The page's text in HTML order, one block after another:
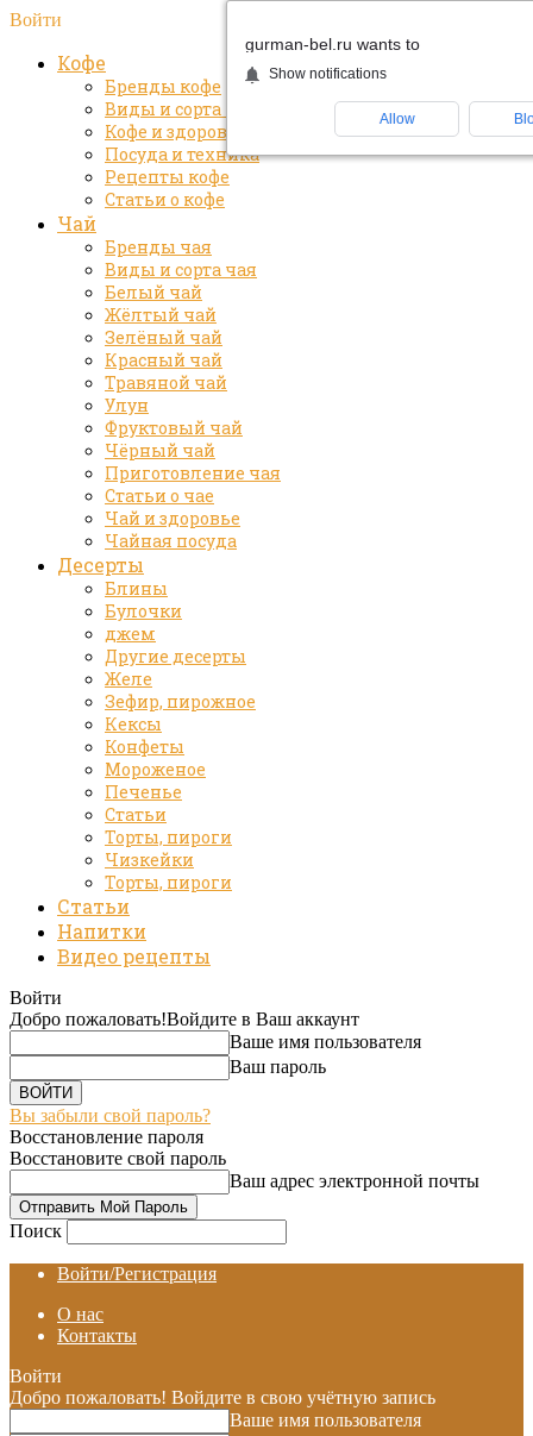
Войти
Кофе
Бренды кофе
Виды и сорта кофе
Кофе и здоровье
Посуда и техника
Рецепты кофе
Статьи о кофе
Чай
Бренды чая
Виды и сорта чая
Белый чай
Жёлтый чай
Зелёный чай
Красный чай
Травяной чай
Улун
Фруктовый чай
Чёрный чай
Приготовление чая
Статьи о чае
Чай и здоровье
Чайная посуда
Десерты
Блины
Булочки
джем
Другие десерты
Желе
Зефир, пирожное
Кексы
Конфеты
Мороженое
Печенье
Статьи
Торты, пироги
Чизкейки
Торты, пироги
Статьи
Напитки
Видео рецепты
Войти
Добро пожаловать!Войдите в Ваш аккаунт
Ваше имя пользователя
Ваш пароль
Вы забыли свой пароль?
Восстановление пароля
Восстановите свой пароль
Ваш адрес электронной почты
Поиск
Войти/Регистрация
О нас
Контакты
Войти
Добро пожаловать! Войдите в свою учётную запись
Ваше имя пользователя
gurman-bel.ru wants to
Show notifications
Allow